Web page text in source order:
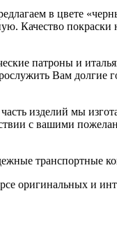
в цвете
Качество покраски
патроны и
Вам
изделий мы
с вашими
транспортные
оригинальных и